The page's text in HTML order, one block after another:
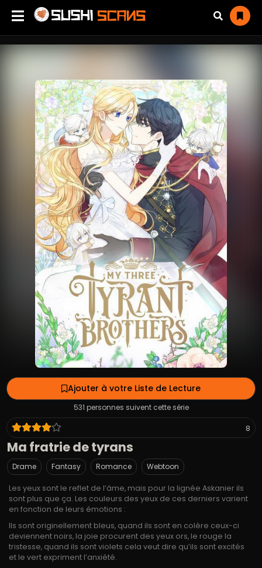
Ajouter à votre Liste de Lecture
531 personnes suivent cette série
8
Ma fratrie de tyrans
Drame Fantasy Romance Webtoon
Les yeux sont le reflet de l’âme, mais pour la lignée Askanier ils
sont plus que ça. Les couleurs des yeux de ces derniers varient
en fonction de leurs émotions :
Ils sont originellement bleus, quand ils sont en colère ceux-ci
deviennent noirs, la joie procurent des yeux ors, le rouge la
tristesse, quand ils sont violets cela veut dire qu’ils sont excités
et le vert expriment l’anxiété.